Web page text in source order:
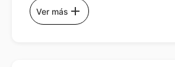
Ver más add